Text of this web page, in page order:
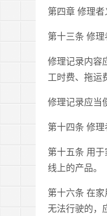
第四章 修理者
第十三条 修
修理记录内容
工时费、拖运
修理记录应当
第十四条修理
第十五条 用
线上的产品。
第十六条 在
无法行驶的，